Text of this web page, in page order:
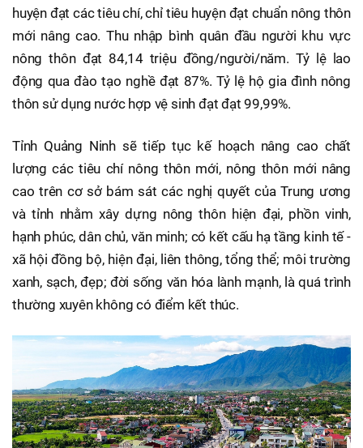
huyện đạt các tiêu chí, chỉ tiêu huyện đạt chuẩn nông thôn
mới nâng cao. Thu nhập bình quân đầu người khu vực
nông thôn đạt 84,14 triệu đồng/người/năm. Tỷ lệ lao
động qua đào tạo nghề đạt 87%. Tỷ lệ hộ gia đình nông
thôn sử dụng nước hợp vệ sinh đạt đạt 99,99%.
Tỉnh Quảng Ninh sẽ tiếp tục kế hoạch nâng cao chất
lượng các tiêu chí nông thôn mới, nông thôn mới nâng
cao trên cơ sở bám sát các nghị quyết của Trung ương
và tỉnh nhằm xây dựng nông thôn hiện đại, phồn vinh,
hạnh phúc, dân chủ, văn minh; có kết cấu hạ tầng kinh tế -
xã hội đồng bộ, hiện đại, liên thông, tổng thể; môi trường
xanh, sạch, đẹp; đời sống văn hóa lành mạnh, là quá trình
thường xuyên không có điểm kết thúc.